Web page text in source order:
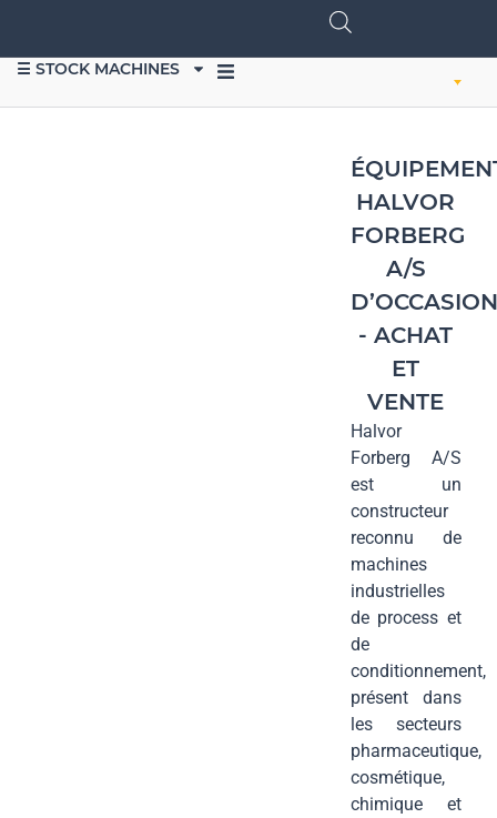
☰ STOCK MACHINES
HALVOR
FORBERG
A/S
- ACHAT
ET
VENTE
Halvor
Forberg A/S
est un
constructeur
reconnu de
machines
industrielles
de process et
de
conditionnement,
présent dans
les secteurs
pharmaceutique,
cosmétique,
chimique et